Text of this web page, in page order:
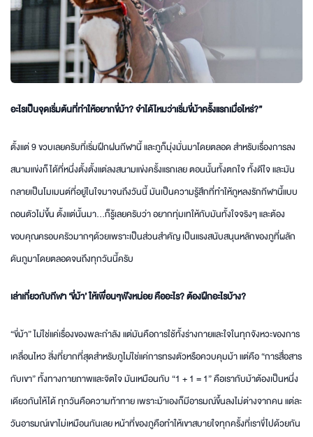
อะไรเป็นจุดเริ่มต้นที่ทำให้อยากขี่ม้า? จำได้ไหมว่าเริ่มขี่ม้าครั้งแรกเมื่อไหร่?”
ตั้งแต่ 9 ขวบเลยครับที่เริ่มฝึกฝนกีฬานี้ และภูก็มุ่งมั่นมาโดยตลอด สำหรับเรื่องการลง
สนามแข่งก็ได้ที่หนึ่งตั้งตั้งแต่ลงสนามแข่งครั้งแรกเลย ตอนนั้นทั้งตกใจ ทั้งดีใจ และมัน
กลายเป็นโมเมนต์ที่อยู่ในใจมาจนถึงวันนี้ มันเป็นความรู้สึกที่ทำให้ภูหลงรักกีฬานี้แบบ
ถอนตัวไม่ขึ้น ตั้งแต่นั้นมา…ก็รู้เลยครับว่า อยากทุ่มเทให้กับมันทั้งใจจริงๆ และต้อง
ขอบคุณครอบครัวมากๆด้วยเพราะเป็นส่วนสำคัญ เป็นแรงสนับสนุนหลักของภูที่ผลัก
ดันภูมาโดยตลอดจนถึงทุกวันนี้ครับ
เล่าเกี่ยวกับกีฬา ‘ขี่ม้า’ ให้เพื่อนๆฟังหน่อย คืออะไร? ต้องฝึกอะไรบ้าง?
“ขี่ม้า” ไม่ใช่แค่เรื่องของพละกำลัง แต่มันคือการใช้ทั้งร่างกายและใจในทุกจังหวะของการ
เคลื่อนไหว สิ่งที่ยากที่สุดสำหรับภูไม่ใช่แค่การทรงตัวหรือควบคุมม้า แต่คือ “การสื่อสาร
กับเขา” ทั้งทางกายภาพและจิตใจ มันเหมือนกับ “1 + 1 = 1” คือเรากับม้าต้องเป็นหนึ่ง
เดียวกันให้ได้ ทุกวันคือความท้าทาย เพราะม้าเองก็มีอารมณ์ขึ้นลงไม่ต่างจากคน แต่ละ
วันอารมณ์เขาไม่เหมือนกันเลย หน้าที่ของภูคือทำให้เขาสบายใจทุกครั้งที่เราขี่ไปด้วยกัน